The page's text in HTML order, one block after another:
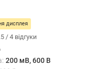
дисплея
/4 відгуки
200 мВ, 600 В